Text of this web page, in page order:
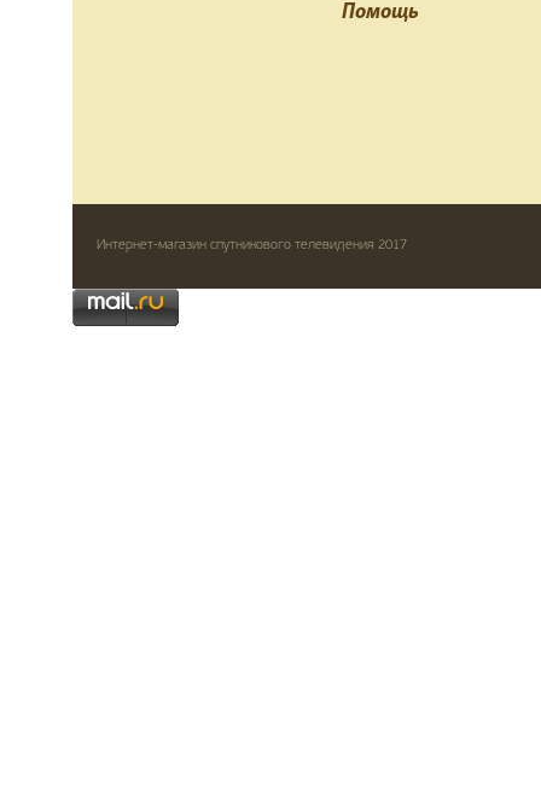
Помощь
Интернет-магазин спутникового телевидения 2017